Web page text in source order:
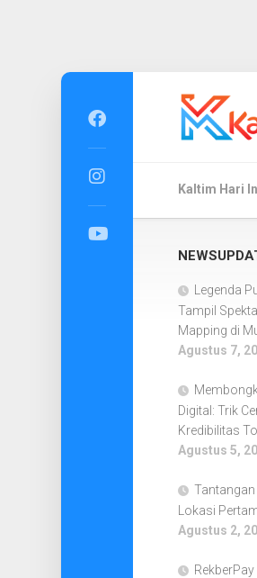
Kaltim Hari
Legenda
Tampil
Mapping di
Agustus 7,
Digital: Trik
Kredibilitas
Agustus 5,
Tantangan
Lokasi
Agustus 2,